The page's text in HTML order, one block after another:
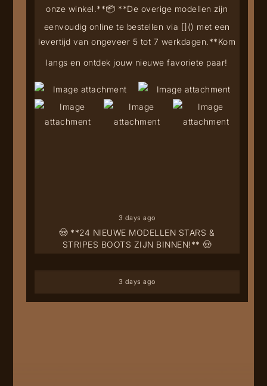
🤠 **24 NIEUWE MODELLEN STARS &
STRIPES BOOTS ZIJN BINNEN!** 🤠
onze winkel.**📦 **De overige modellen zijn
eenvoudig online te bestellen via []() met een
levertijd van ongeveer 5 tot 7 werkdagen.**Kom
langs en ontdek jouw nieuwe favoriete paar!
3 days ago
3 days ago